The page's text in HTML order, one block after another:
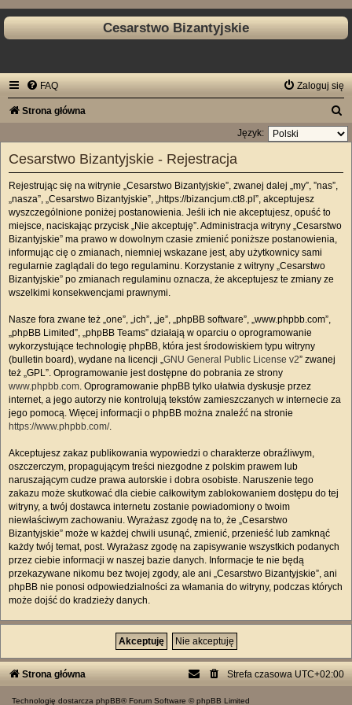
Cesarstwo Bizantyjskie
FAQ Zaloguj się
Strona główna
z
Język:
Cesarstwo Bizantyjskie - Rejestracja
Rejestrując się na witrynie „Cesarstwo Bizantyjskie”, zwanej dalej „my”, ”nas”,
„nasza”, „Cesarstwo Bizantyjskie”, „https://bizancjum.ct8.pl”, akceptujesz
wyszczególnione poniżej postanowienia. Jeśli ich nie akceptujesz, opuść to
miejsce, naciskając przycisk „Nie akceptuję”. Administracja witryny „Cesarstwo
Bizantyjskie” ma prawo w dowolnym czasie zmienić poniższe postanowienia,
informując cię o zmianach, niemniej wskazane jest, aby użytkownicy sami
regularnie zaglądali do tego regulaminu. Korzystanie z witryny „Cesarstwo
Bizantyjskie” po zmianach regulaminu oznacza, że akceptujesz te zmiany ze
wszelkimi konsekwencjami prawnymi.
Nasze fora zwane też „one”, „ich”, „je”, „phpBB software”, „www.phpbb.com”,
„phpBB Limited”, „phpBB Teams” działają w oparciu o oprogramowanie
wykorzystujące technologię phpBB, która jest środowiskiem typu witryny
(bulletin board), wydane na licencji „GNU General Public License v2” zwanej
też „GPL”. Oprogramowanie jest dostępne do pobrania ze strony
www.phpbb.com. Oprogramowanie phpBB tylko ułatwia dyskusje przez
internet, a jego autorzy nie kontrolują tekstów zamieszczanych w internecie za
jego pomocą. Więcej informacji o phpBB można znaleźć na stronie
https://www.phpbb.com/.
Akceptujesz zakaz publikowania wypowiedzi o charakterze obraźliwym,
oszczerczym, propagującym treści niezgodne z polskim prawem lub
naruszającym cudze prawa autorskie i dobra osobiste. Naruszenie tego
zakazu może skutkować dla ciebie całkowitym zablokowaniem dostępu do tej
witryny, a twój dostawca internetu zostanie powiadomiony o twoim
niewłaściwym zachowaniu. Wyrażasz zgodę na to, że „Cesarstwo
Bizantyjskie” może w każdej chwili usunąć, zmienić, przenieść lub zamknąć
każdy twój temat, post. Wyrażasz zgodę na zapisywanie wszystkich podanych
przez ciebie informacji w naszej bazie danych. Informacje te nie będą
przekazywane nikomu bez twojej zgody, ale ani „Cesarstwo Bizantyjskie”, ani
phpBB nie ponosi odpowiedzialności za włamania do witryny, podczas których
może dojść do kradzieży danych.
Strona główna Strefa czasowa UTC+02:00
Technologię dostarcza phpBB® Forum Software © phpBB Limited